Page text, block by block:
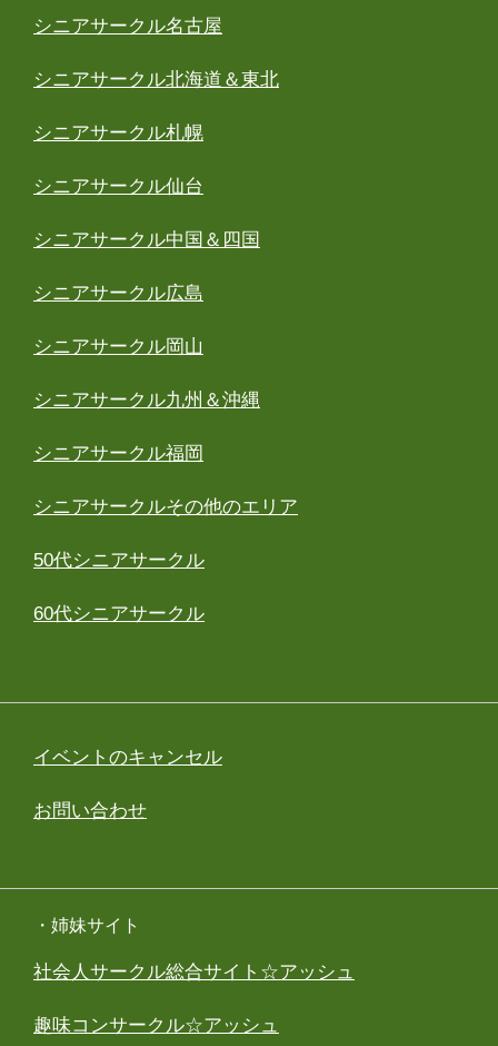
シニアサークル名古屋
シニアサークル北海道＆東北
シニアサークル札幌
シニアサークル仙台
シニアサークル中国＆四国
シニアサークル広島
シニアサークル岡山
シニアサークル九州＆沖縄
シニアサークル福岡
シニアサークルその他のエリア
50代シニアサークル
60代シニアサークル
イベントのキャンセル
お問い合わせ
・姉妹サイト
社会人サークル総合サイト☆アッシュ
趣味コンサークル☆アッシュ